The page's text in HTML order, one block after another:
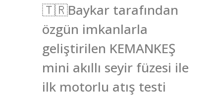
🇹🇷Baykar tarafından
özgün imkanlarla
geliştirilen KEMANKEŞ
mini akıllı seyir füzesi ile
ilk motorlu atış testi